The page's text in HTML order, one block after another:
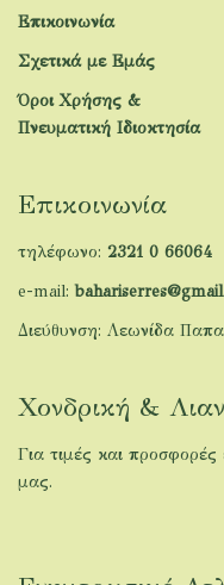
Επικοινωνία
Σχετικά με Εμάς
Όροι Χρήσης &
Πνευματική Ιδιοκτησία
Επικοινωνία
τηλέφωνο: 2321 0 66064
e-mail:
Διεύθυνση: Λεωνίδα
Χονδρική &
Για τιμές και
μας.